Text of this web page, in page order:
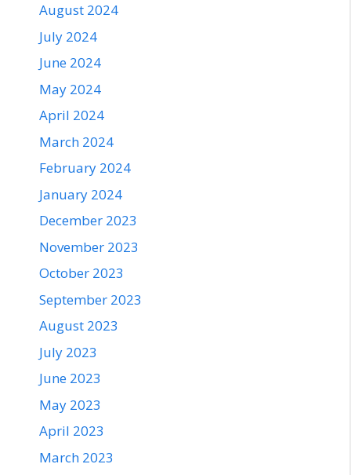
August 2024
July 2024
June 2024
May 2024
April 2024
March 2024
February 2024
January 2024
December 2023
November 2023
October 2023
September 2023
August 2023
July 2023
June 2023
May 2023
April 2023
March 2023